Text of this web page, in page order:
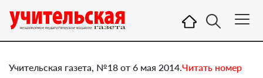
Учительская газета, №18 от 6 мая 2014.Читать номер